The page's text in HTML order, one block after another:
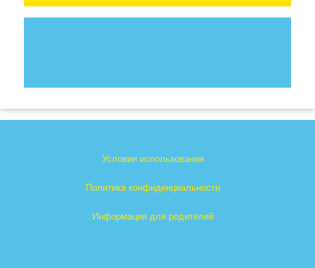
Условия использования
Политика конфиденциальности
Информация для родителей